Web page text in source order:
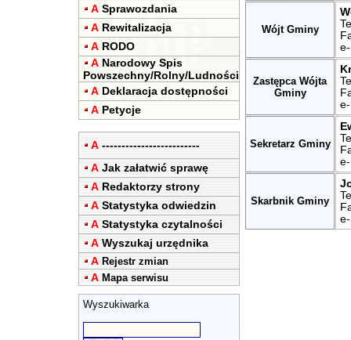
A Sprawozdania
A Rewitalizacja
A RODO
A Narodowy Spis
Powszechny/Rolny/Ludności
A Deklaracja dostępności
A Petycje
A -------------------------
A Jak załatwić sprawę
A Redaktorzy strony
A Statystyka odwiedzin
A Statystyka czytalności
A Wyszukaj urzędnika
A Rejestr zmian
A Mapa serwisu
Wyszukiwarka
Wójt Gminy
Zastępca Wójta
Gminy
Sekretarz Gminy
Skarbnik Gminy